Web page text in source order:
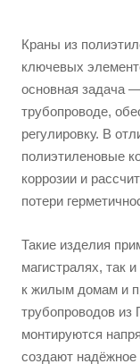
Краны из
ключевых
основная задача
трубопроводе,
регулировку. В
полиэтиленовые
коррозии и
потери
Такие изделия
магистралях, так
к жилым домам и
трубопроводов
монтируются
создают надёжное